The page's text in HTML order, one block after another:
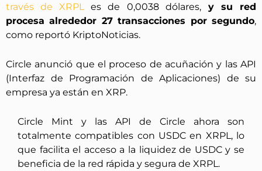
través de XRPLes de 0,0038 dólares,y su red
procesa alrededor 27 transacciones por segundo,
como reportó KriptoNoticias.
Circle anunció que el proceso de acuñación y las API
(Interfaz de Programación de Aplicaciones) de su
empresa ya están en XRP.
Circle Mint y las API de Circle ahora son
totalmente compatibles con USDC en XRPL, lo
que facilita el acceso a la liquidez de USDC y se
beneficia de la red rápida y segura de XRPL.